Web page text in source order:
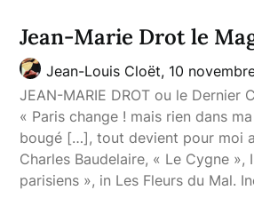
Jean-Marie Drot le
Jean-Louis Cloët, 10
JEAN-MARIE DROT ou le Dernier
« Paris change ! mais rien dans
bougé […], tout devient pour moi
Charles Baudelaire, « Le Cygne »,
parisiens », in Les Fleurs du Mal.